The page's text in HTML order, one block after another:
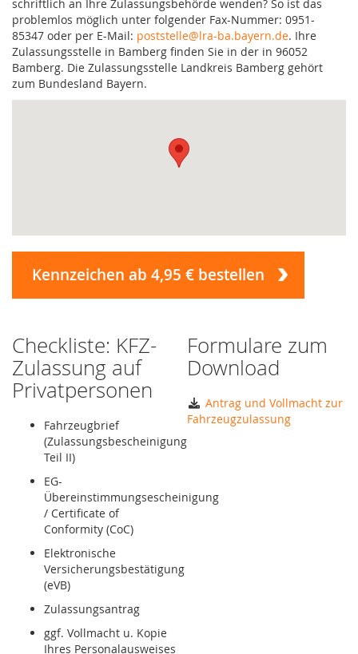
schriftlich an Ihre Zulassungsbehörde wenden? So ist das
problemlos möglich unter folgender Fax-Nummer: 0951-
85347 oder per E-Mail: poststelle@lra-ba.bayern.de. Ihre
Zulassungsstelle in Bamberg finden Sie in der in 96052
Bamberg. Die Zulassungsstelle Landkreis Bamberg gehört
zum Bundesland Bayern.
Kennzeichen ab 4,95 € bestellen
Checkliste: KFZ-
Zulassung auf
Privatpersonen
Fahrzeugbrief
(Zulassungsbescheinigung
Teil II)
EG-
Übereinstimmungsescheinigung
/ Certificate of
Conformity (CoC)
Elektronische
Versicherungsbestätigung
(eVB)
Zulassungsantrag
ggf. Vollmacht u. Kopie
Ihres Personalausweises
Formulare zum
Download
Antrag und Vollmacht zur
Fahrzeugzulassung